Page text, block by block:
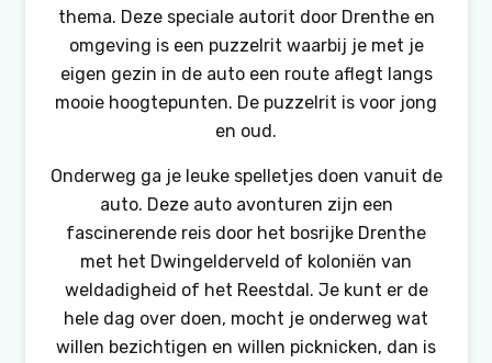
thema. Deze speciale autorit door Drenthe en
omgeving is een puzzelrit waarbij je met je
eigen gezin in de auto een route aflegt langs
mooie hoogtepunten. De puzzelrit is voor jong
en oud.
Onderweg ga je leuke spelletjes doen vanuit de
auto. Deze auto avonturen zijn een
fascinerende reis door het bosrijke Drenthe
met het Dwingelderveld of koloniën van
weldadigheid of het Reestdal. Je kunt er de
hele dag over doen, mocht je onderweg wat
willen bezichtigen en willen picknicken, dan is